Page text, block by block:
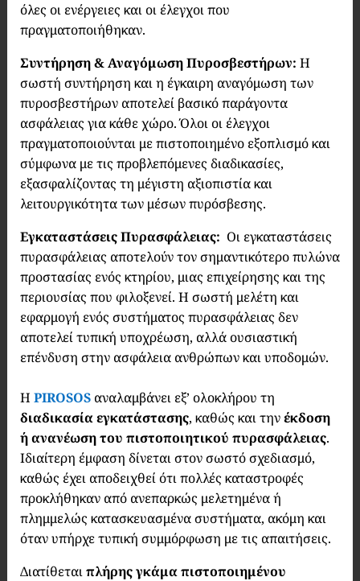
όλες οι ενέργειες και οι έλεγχοι που
πραγματοποιήθηκαν.
Συντήρηση & Αναγόμωση Πυροσβεστήρων: Η
σωστή συντήρηση και η έγκαιρη αναγόμωση των
πυροσβεστήρων αποτελεί βασικό παράγοντα
ασφάλειας για κάθε χώρο. Όλοι οι έλεγχοι
πραγματοποιούνται με πιστοποιημένο εξοπλισμό και
σύμφωνα με τις προβλεπόμενες διαδικασίες,
εξασφαλίζοντας τη μέγιστη αξιοπιστία και
λειτουργικότητα των μέσων πυρόσβεσης.
Εγκαταστάσεις Πυρασφάλειας: Οι εγκαταστάσεις
πυρασφάλειας αποτελούν τον σημαντικότερο πυλώνα
προστασίας ενός κτηρίου, μιας επιχείρησης και της
περιουσίας που φιλοξενεί. Η σωστή μελέτη και
εφαρμογή ενός συστήματος πυρασφάλειας δεν
αποτελεί τυπική υποχρέωση, αλλά ουσιαστική
επένδυση στην ασφάλεια ανθρώπων και υποδομών.
Η PIROSOS αναλαμβάνει εξ’ ολοκλήρου τη
διαδικασία εγκατάστασης, καθώς και τηνέκδοση
ή ανανέωση του πιστοποιητικού πυρασφάλειας.
Ιδιαίτερη έμφαση δίνεται στον σωστό σχεδιασμό,
καθώς έχει αποδειχθεί ότι πολλές καταστροφές
προκλήθηκαν από ανεπαρκώς μελετημένα ή
πλημμελώς κατασκευασμένα συστήματα, ακόμη και
όταν υπήρχε τυπική συμμόρφωση με τις απαιτήσεις.
Διατίθεταιπλήρης γκάμα πιστοποιημένου